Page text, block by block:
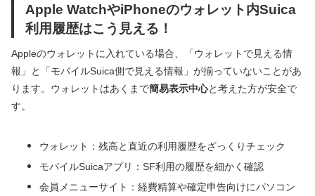
Apple WatchやiPhoneのウォレット内Suica
利用履歴はこう見える！
Appleのウォレットに入れている場合、「ウォレットで見える情
報」と「モバイルSuica側で見える情報」が揃っていないことがあ
ります。ウォレットはあくまで簡易表示中心と考えた方が安全で
す。
ウォレット：残高と直近の利用履歴をざっくりチェック
モバイルSuicaアプリ：SF利用の履歴を細かく確認
会員メニューサイト：経費精算や確定申告向けにパソコン